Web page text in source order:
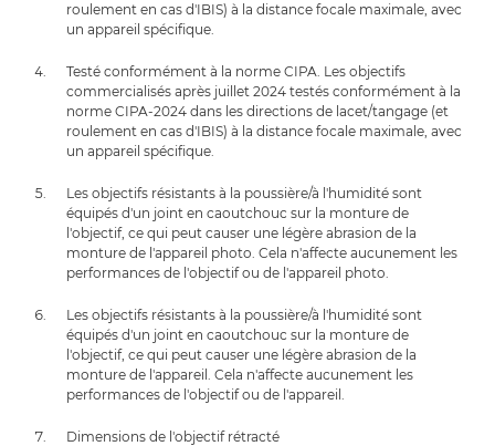
roulement en cas d'IBIS) à la distance focale maximale, avec
un appareil spécifique.
Testé conformément à la norme CIPA. Les objectifs
commercialisés après juillet 2024 testés conformément à la
norme CIPA-2024 dans les directions de lacet/tangage (et
roulement en cas d'IBIS) à la distance focale maximale, avec
un appareil spécifique.
Les objectifs résistants à la poussière/à l'humidité sont
équipés d'un joint en caoutchouc sur la monture de
l'objectif, ce qui peut causer une légère abrasion de la
monture de l'appareil photo. Cela n'affecte aucunement les
performances de l'objectif ou de l'appareil photo.
Les objectifs résistants à la poussière/à l'humidité sont
équipés d'un joint en caoutchouc sur la monture de
l'objectif, ce qui peut causer une légère abrasion de la
monture de l'appareil. Cela n'affecte aucunement les
performances de l'objectif ou de l'appareil.
Dimensions de l'objectif rétracté